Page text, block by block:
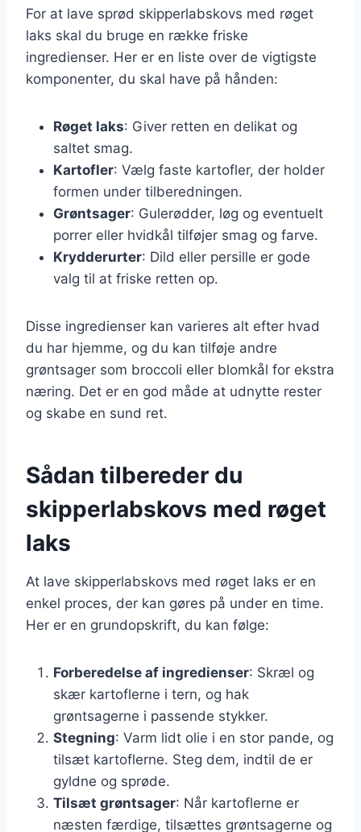
For at lave sprød skipperlabskovs med røget
laks skal du bruge en række friske
ingredienser. Her er en liste over de vigtigste
komponenter, du skal have på hånden:
Røget laks: Giver retten en delikat og
saltet smag.
Kartofler: Vælg faste kartofler, der holder
formen under tilberedningen.
Grøntsager: Gulerødder, løg og eventuelt
porrer eller hvidkål tilføjer smag og farve.
Krydderurter: Dild eller persille er gode
valg til at friske retten op.
Disse ingredienser kan varieres alt efter hvad
du har hjemme, og du kan tilføje andre
grøntsager som broccoli eller blomkål for ekstra
næring. Det er en god måde at udnytte rester
og skabe en sund ret.
Sådan tilbereder du
skipperlabskovs med røget
laks
At lave skipperlabskovs med røget laks er en
enkel proces, der kan gøres på under en time.
Her er en grundopskrift, du kan følge:
Forberedelse af ingredienser: Skræl og
skær kartoflerne i tern, og hak
grøntsagerne i passende stykker.
Stegning: Varm lidt olie i en stor pande, og
tilsæt kartoflerne. Steg dem, indtil de er
gyldne og sprøde.
Tilsæt grøntsager: Når kartoflerne er
næsten færdige, tilsættes grøntsagerne og